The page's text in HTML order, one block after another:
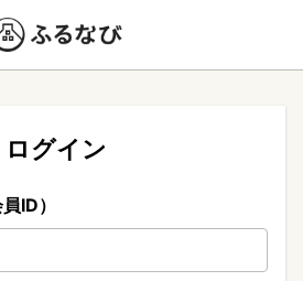
ログイン
ID）